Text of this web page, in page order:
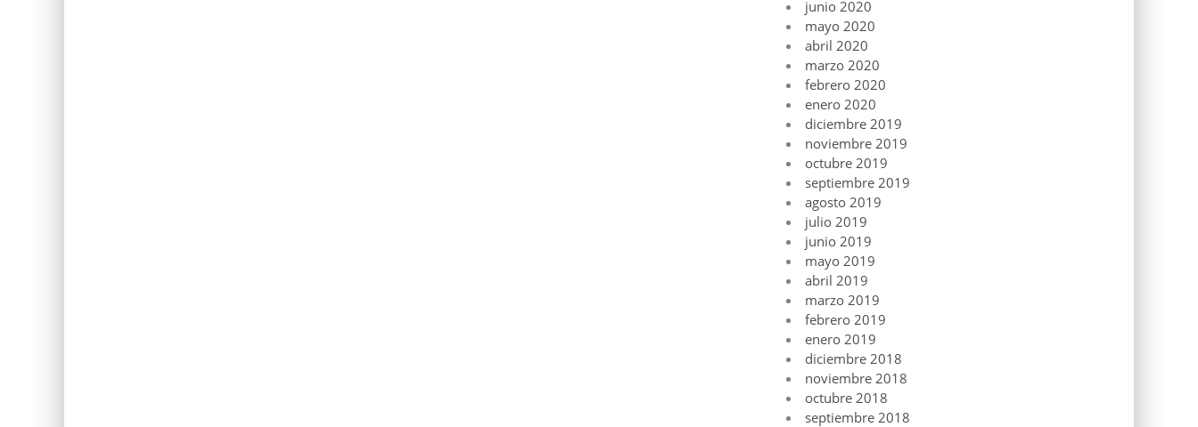
junio 2020
mayo 2020
abril 2020
marzo 2020
febrero 2020
enero 2020
diciembre 2019
noviembre 2019
octubre 2019
septiembre 2019
agosto 2019
julio 2019
junio 2019
mayo 2019
abril 2019
marzo 2019
febrero 2019
enero 2019
diciembre 2018
noviembre 2018
octubre 2018
septiembre 2018